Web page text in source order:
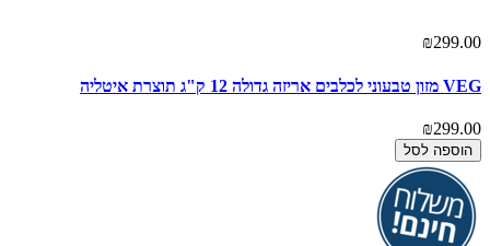
₪299.00
VEG מזון טבעוני לכלבים אריזה גדולה 12 ק"ג תוצרת איטליה
₪299.00
הוספה לסל